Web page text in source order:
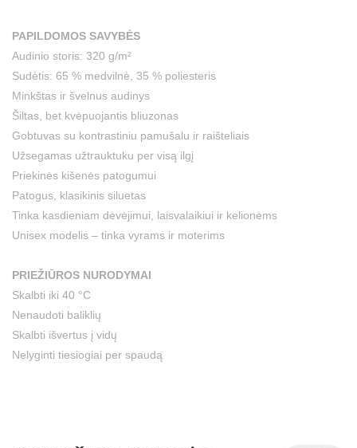
PAPILDOMOS SAVYBĖS
Audinio storis: 320 g/m²
Sudėtis: 65 % medvilnė, 35 % poliesteris
Minkštas ir švelnus audinys
Šiltas, bet kvėpuojantis bliuzonas
Gobtuvas su kontrastiniu pamušalu ir raišteliais
Užsegamas užtrauktuku per visą ilgį
Priekinės kišenės patogumui
Patogus, klasikinis siluetas
Tinka kasdieniam dėvėjimui, laisvalaikiui ir kelionėms
Unisex modelis – tinka vyrams ir moterims
PRIEŽIŪROS NURODYMAI
Skalbti iki 40 °C
Nenaudoti baliklių
Skalbti išvertus į vidų
Nelyginti tiesiogiai per spaudą